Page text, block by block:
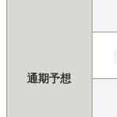
通期予想